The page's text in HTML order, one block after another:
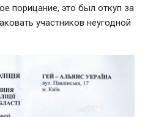
порицание, это был откуп за
участников неугодной